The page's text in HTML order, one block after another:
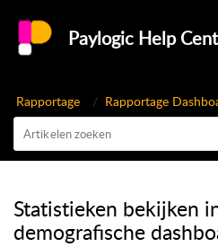
Paylogic Help
Rapportage Rapportage
Statistieken bekijken
demografische